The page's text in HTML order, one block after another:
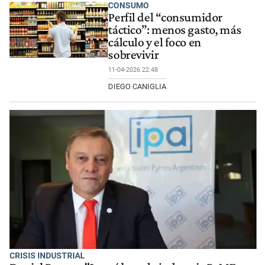
CONSUMO
Perfil del “consumidor
táctico”: menos gasto, más
cálculo y el foco en
sobrevivir
11-04-2026 22:48
DIEGO CANIGLIA
CRISIS INDUSTRIAL